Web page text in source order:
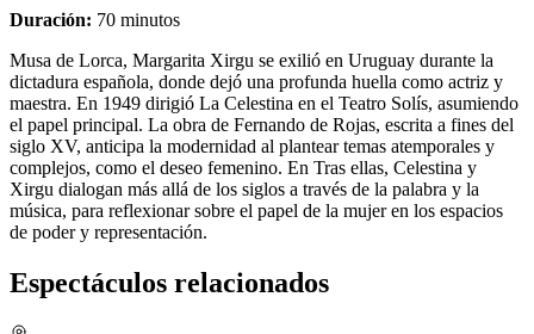
Duración: 70 minutos
Musa de Lorca, Margarita Xirgu se exilió en Uruguay durante la
dictadura española, donde dejó una profunda huella como actriz y
maestra. En 1949 dirigió La Celestina en el Teatro Solís, asumiendo
el papel principal. La obra de Fernando de Rojas, escrita a fines del
siglo XV, anticipa la modernidad al plantear temas atemporales y
complejos, como el deseo femenino. En Tras ellas, Celestina y
Xirgu dialogan más allá de los siglos a través de la palabra y la
música, para reflexionar sobre el papel de la mujer en los espacios
de poder y representación.
Espectáculos relacionados